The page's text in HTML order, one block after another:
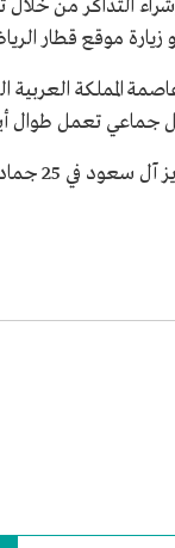
التذاكر من خلال
المملكة
جماعي تعمل طوال
27 نوفمبر 2024م.